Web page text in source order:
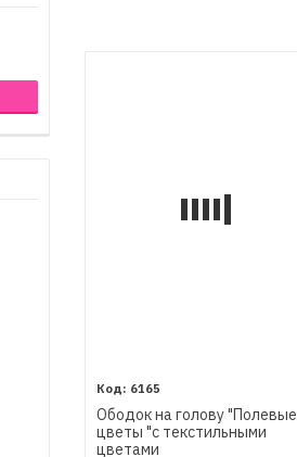
6165
Ободок на голову "Полевые
цветы "с текстильными
цветами